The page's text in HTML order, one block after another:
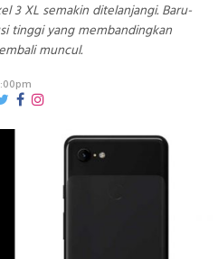
3 XL semakin ditelanjangi. Baru-
tinggi yang membandingkan
muncul.